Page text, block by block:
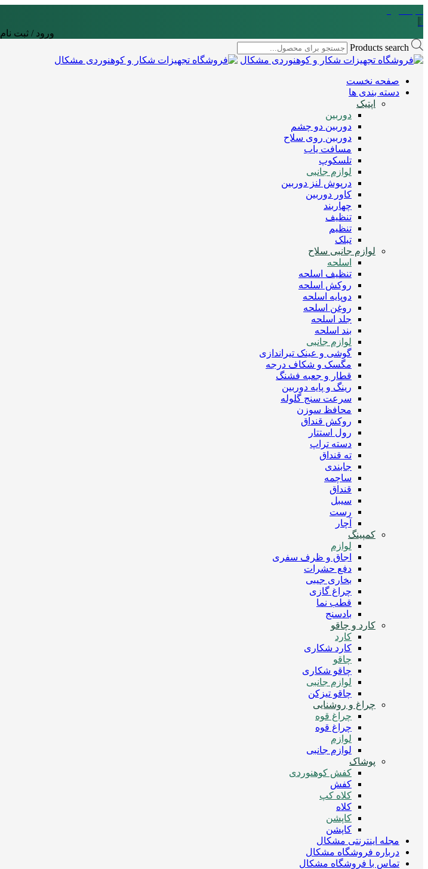
ورود / ثبت نام
Products search
صفحه نخست
دسته بندی ها
اپتیک
دوربین
دوربین دو چشم
دوربین روی سلاح
مسافت یاب
تلسکوپ
لوازم جانبی
درپوش لنز دوربین
کاور دوربین
چهاربند
تنظیف
تنظیم
تبلک
لوازم جانبی سلاح
اسلحه
تنظیف اسلحه
روکش اسلحه
دوپایه اسلحه
روغن اسلحه
جلد اسلحه
بند اسلحه
لوازم جانبی
گوشی و عینک تیراندازی
مگسک و شکاف درجه
قطار و جعبه فشنگ
رینگ و پایه دوربین
سرعت سنج گلوله
محافظ سوزن
روکش قنداق
رول استتار
دسته تراپ
ته قنداق
جابندی
ساچمه
قنداق
سیبل
رست
آچار
کمپینگ
لوازم
اجاق و ظرف سفری
دفع حشرات
بخاری جیبی
چراغ گازی
قطب نما
بادسنج
کارد و چاقو
کارد
کارد شکاری
چاقو
چاقو شکاری
لوازم جانبی
چاقو تیزکن
چراغ و روشنایی
چراغ قوه
چراغ قوه
لوازم
لوازم جانبی
پوشاک
کفش کوهنوردی
کفش
کلاه کپ
کلاه
کاپشن
کاپشن
مجله اینترنتی مشکال
درباره فروشگاه مشکال
تماس با فروشگاه مشکال